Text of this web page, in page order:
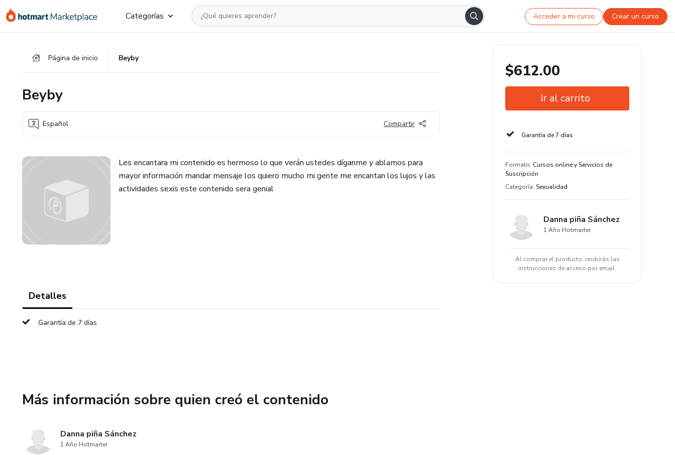
Categorías Acceder a mi curso Crear un curso
Página de inicio Beyby
Beyby
Español Compartir
Les encantara mi contenido es hermoso lo que verán ustedes díganme y ablamos para
mayor información mandar mensaje los quiero mucho mi gente me encantan los lujos y las
actividades sexis este contenido sera genial
Detalles
Garantía de 7 días
Más información sobre quien creó el contenido
Danna piña Sánchez
1 Año Hotmarter
$612.00
Ir al carrito
Garantía de 7 días
Formato: Cursos online y Servicios de
Suscripción
Categoría: Sexualidad
Danna piña Sánchez
1 Año Hotmarter
Al comprar el producto, recibirás las
instrucciones de acceso por email.